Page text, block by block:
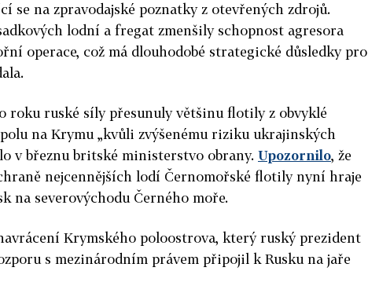
se na zpravodajské poznatky z otevřených zdrojů.
lodní a fregat zmenšily schopnost agresora
operace, což má dlouhodobé strategické důsledky pro
roku ruské síly přesunuly většinu flotily z obvyklé
na Krymu „kvůli zvýšenému riziku ukrajinských
v březnu britské ministerstvo obrany. Upozornilo, že
nejcennějších lodí Černomořské flotily nyní hraje
na severovýchodu Černého moře.
Krymského poloostrova, který ruský prezident
s mezinárodním právem připojil k Rusku na jaře